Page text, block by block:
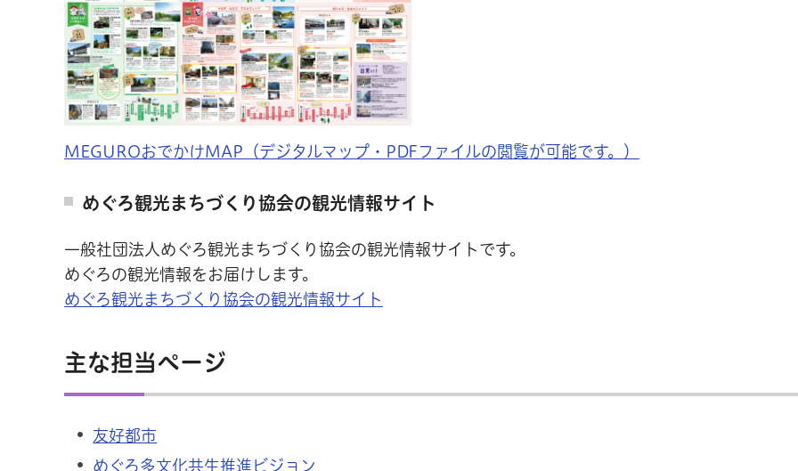
MEGUROおでかけMAP（デジタルマップ・PDFファイルの閲覧が可能です。）
めぐろ観光まちづくり協会の観光情報サイト
一般社団法人めぐろ観光まちづくり協会の観光情報サイトです。
めぐろの観光情報をお届けします。
めぐろ観光まちづくり協会の観光情報サイト
主な担当ページ
友好都市
めぐろ多文化共生推進ビジョン